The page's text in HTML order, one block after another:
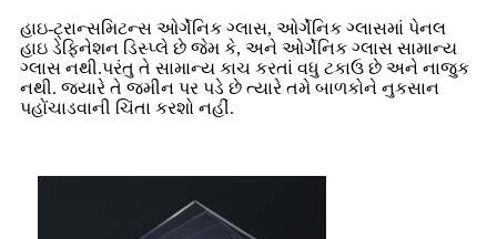
હાઇ-ટ્રાન્સમિટન્સ ઓર્ગેનિક ગ્લાસ, ઓર્ગેનિક ગ્લાસમાં પેનલ
હાઇ ડેફિનેશન ડિસ્પ્લે છે જેમ કે, અને ઓર્ગેનિક ગ્લાસ સામાન્ય
ગ્લાસ નથી.પરંતુ તે સામાન્ય કાચ કરતાં વધુ ટકાઉ છે અને નાજુક
નથી. જ્યારે તે જમીન પર પડે છે ત્યારે તમે બાળકોને નુકસાન
પહોંચાડવાની ચિંતા કરશો નહીં.